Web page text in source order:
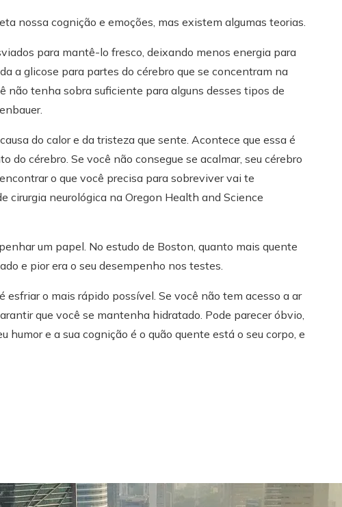
nossa cognição e emoções, mas existem algumas teorias.
para mantê-lo fresco, deixando menos energia para
a glicose para partes do cérebro que se concentram na
não tenha sobra suficiente para alguns desses tipos de
do calor e da tristeza que sente. Acontece que essa é
do cérebro. Se você não consegue se acalmar, seu cérebro
o que você precisa para sobreviver vai te
cirurgia neurológica na Oregon Health and Science
um papel. No estudo de Boston, quanto mais quente
e pior era o seu desempenho nos testes.
o mais rápido possível. Se você não tem acesso a ar
que você se mantenha hidratado. Pode parecer óbvio,
humor e a sua cognição é o quão quente está o seu corpo, e